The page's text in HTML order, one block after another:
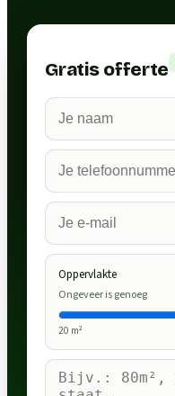
Gratis offerte
Oppervlakte
Ongeveer is genoeg
20 m²